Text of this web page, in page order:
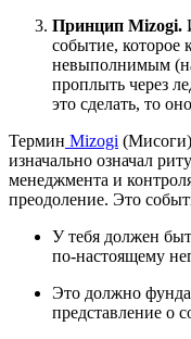
Принцип Mizogi.
событие, которое
невыполнимым
проплыть через
это сделать, то
Термин Mizogi
изначально означал
менеджмента и
преодоление. Это
У тебя должен
по-настоящему
Это должно
представление о